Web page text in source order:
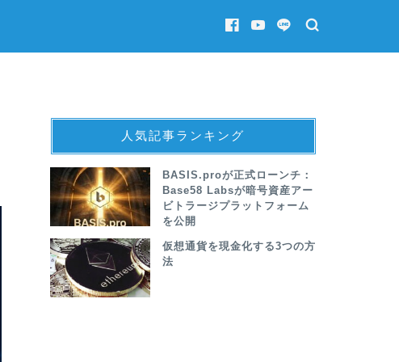
人気記事ランキング
BASIS.proが正式ローンチ：
Base58 Labsが暗号資産アー
ビトラージプラットフォーム
を公開
仮想通貨を現金化する3つの方
法